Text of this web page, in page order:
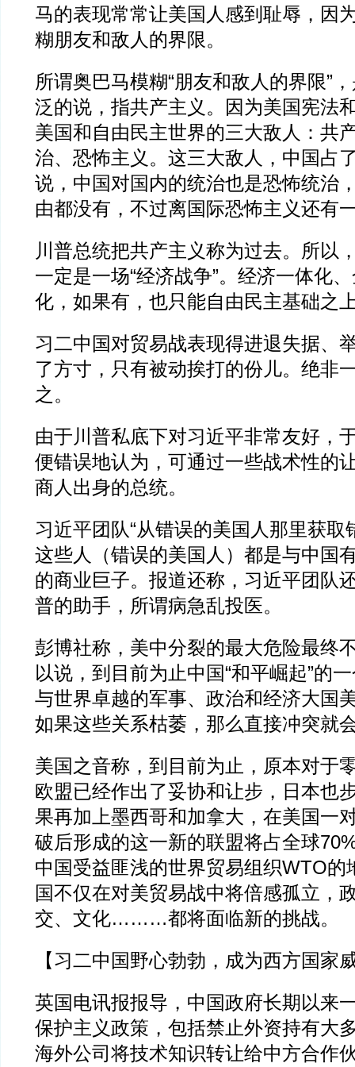
马的表现常常让美国人感到耻辱，因
糊朋友和敌人的界限。
所谓奥巴马模糊“朋友和敌人的界限”
泛的说，指共产主义。因为美国宪法
美国和自由民主世界的三大敌人：共
治、恐怖主义。这三大敌人，中国占
说，中国对国内的统治也是恐怖统治
由都没有，不过离国际恐怖主义还有
川普总统把共产主义称为过去。所以
一定是一场“经济战争”。经济一体化
化，如果有，也只能自由民主基础之
习二中国对贸易战表现得进退失据、
了方寸，只有被动挨打的份儿。绝非
之。
由于川普私底下对习近平非常友好，
便错误地认为，可通过一些战术性的
商人出身的总统。
习近平团队“从错误的美国人那里获取
这些人（错误的美国人）都是与中国
的商业巨子。报道还称，习近平团队
普的助手，所谓病急乱投医。
彭博社称，美中分裂的最大危险最终
以说，到目前为止中国“和平崛起”的
与世界卓越的军事、政治和经济大国
如果这些关系枯萎，那么直接冲突就
美国之音称，到目前为止，原本对于
欧盟已经作出了妥协和让步，日本也
果再加上墨西哥和加拿大，在美国一
破后形成的这一新的联盟将占全球
中国受益匪浅的世界贸易组织WTO的
国不仅在对美贸易战中将倍感孤立，
交、文化………都将面临新的挑战。
【习二中国野心勃勃，成为西方国家
英国电讯报报导，中国政府长期以来
保护主义政策，包括禁止外资持有大
海外公司将技术知识转让给中方合作